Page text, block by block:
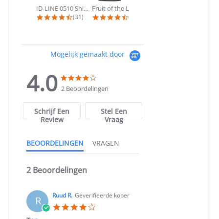
ID-LINE 0510 Shirt | T-shirts met...
4.4 star rating
(31) 4.3 star rating
(24)
Mogelijk gemaakt door
4.0
4.0
star
rating
star
rating
2 Beoordelingen
Schrijf Een
Review
Stel Een
Vraag
BEOORDELINGEN VRAGEN
2 Beoordelingen
R Ruud R. Geverifieerde koper